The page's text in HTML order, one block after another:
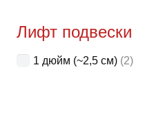
Лифт подвески
1 дюйм (~2,5 см) (2)